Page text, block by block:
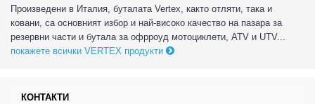
Произведени в Италия, буталата Vertex, както отляти, така и
ковани, са основният избор и най-високо качество на пазара за
резервни части и бутала за офрроуд мотоциклети, ATV и UTV...
покажете всички VERTEX продукти
КОНТАКТИ